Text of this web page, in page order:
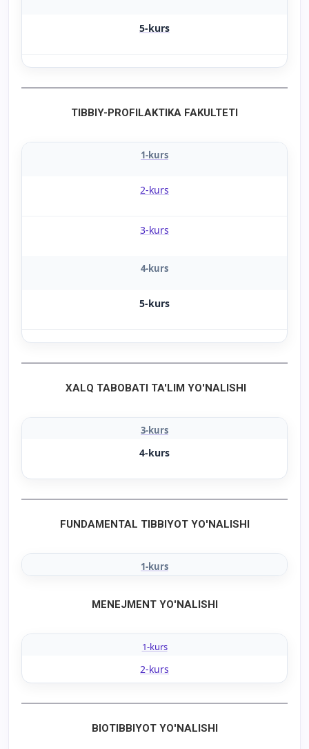
5-kurs
TIBBIY-PROFILAKTIKA FAKULTETI
1-kurs
2-kurs
3-kurs
4-kurs
5-kurs
XALQ TABOBATI TA'LIM YO'NALISHI
3-kurs
4-kurs
FUNDAMENTAL TIBBIYOT YO'NALISHI
1-kurs
MENEJMENT YO'NALISHI
1-kurs
2-kurs
BIOTIBBIYOT YO'NALISHI